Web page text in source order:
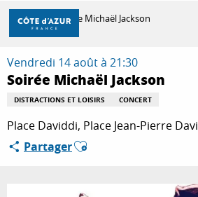
Aller
contenu
principal
DÉCOUVRIR
À FAIRE
Accueil Soirée Michaël Jackson
Vendredi 14 août à 21:30
Soirée Michaël Jackson
DISTRACTIONS ET LOISIRS CONCERT
Place Daviddi, Place Jean-Pierre
PartagerAjouter aux favoris